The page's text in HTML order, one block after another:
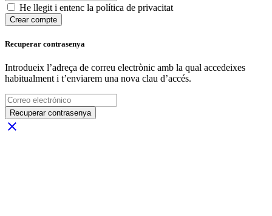
He llegit i entenc la política de privacitat
Crear compte
Recuperar contrasenya
Introdueix l’adreça de correu electrònic amb la qual accedeixes
habitualment i t’enviarem una nova clau d’accés.
Recuperar contrasenya
close